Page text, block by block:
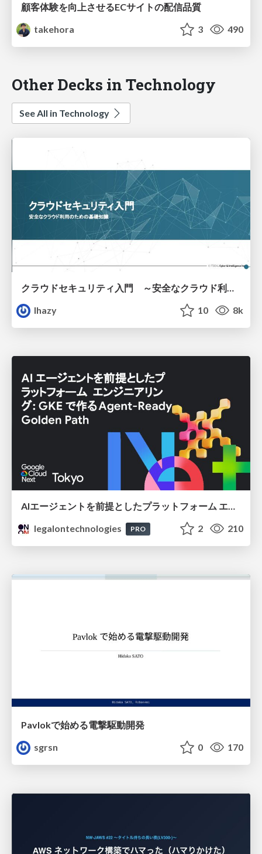
顧客体験を向上させるECサイトの配信品質
takehora
3 490
Other Decks in Technology
See All in Technology
クラウドセキュリティ入門 ～安全なクラウド利用のための基礎知識～
lhazy
10 8k
AIエージェントを前提としたプラットフォーム エンジニアリング：GKEで作るAgent-Ready Golden Path
legalontechnologies
PRO 2 210
Pavlokで始める電撃駆動開発
sgrsn
0 170